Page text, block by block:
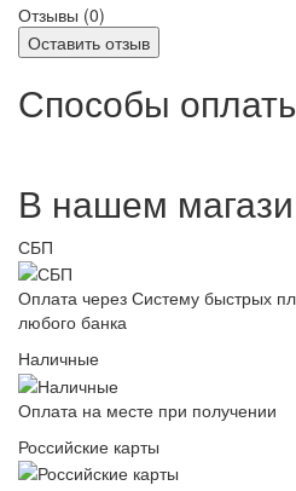
Отзывы (0)
Оставить отзыв
Способы
В нашем
СБП
Оплата через Систему быстрых
любого банка
Наличные
Оплата на месте при получении
Российские карты